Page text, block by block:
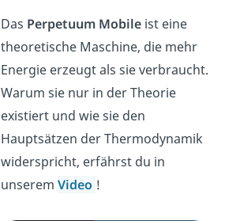
Das Perpetuum Mobile ist eine
theoretische Maschine, die mehr
Energie erzeugt als sie verbraucht.
Warum sie nur in der Theorie
existiert und wie sie den
Hauptsätzen der Thermodynamik
widerspricht, erfährst du in
unseremVideo !